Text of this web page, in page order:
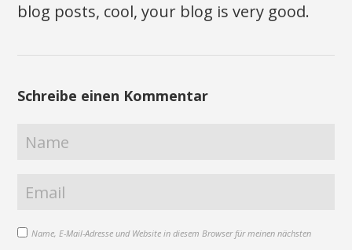
blog posts, cool, your blog is very good.
Schreibe einen Kommentar
Name, E-Mail-Adresse und Website in diesem Browser für meinen nächsten